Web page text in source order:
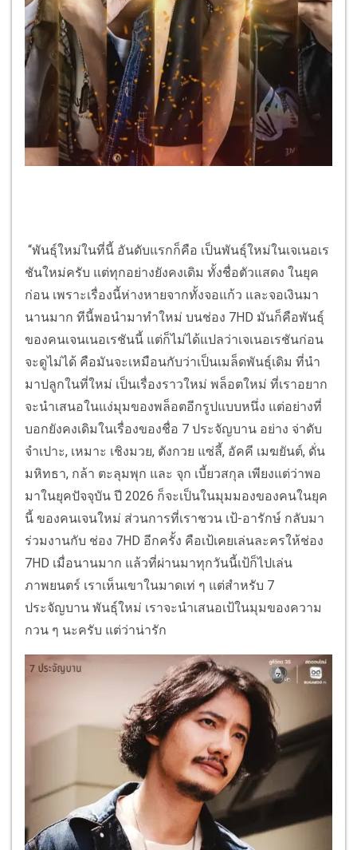
“พันธุ์ใหม่ในที่นี้ อันดับแรกก็คือ เป็นพันธุ์ใหม่ในเจเนอเร
ชันใหม่ครับ แต่ทุกอย่างยังคงเดิม ทั้งชื่อตัวแสดง ในยุค
ก่อน เพราะเรื่องนี้ห่างหายจากทั้งจอแก้ว และจอเงินมา
นานมาก ทีนี้พอนำมาทำใหม่ บนช่อง 7HD มันก็คือพันธุ์
ของคนเจนเนอเรชันนี้ แต่ก็ไม่ได้แปลว่าเจเนอเรชันก่อน
จะดูไม่ได้ คือมันจะเหมือนกับว่าเป็นเมล็ดพันธุ์เดิม ที่นำ
มาปลูกในที่ใหม่ เป็นเรื่องราวใหม่ พล็อตใหม่ ที่เราอยาก
จะนำเสนอในแง่มุมของพล็อตอีกรูปแบบหนึ่ง แต่อย่างที่
บอกยังคงเดิมในเรื่องของชื่อ 7 ประจัญบาน อย่าง จ่าดับ
จำเปาะ, เหมาะ เชิงมวย, ตังกวย แซ่ลี้, อัคคี เมฆยันต์, ดั่น
มหิทธา, กล้า ตะลุมพุก และ จุก เบี้ยวสกุล เพียงแต่ว่าพอ
มาในยุคปัจจุบัน ปี 2026 ก็จะเป็นในมุมมองของคนในยุค
นี้ ของคนเจนใหม่ ส่วนการที่เราชวน เป้-อารักษ์ กลับมา
ร่วมงานกับ ช่อง 7HD อีกครั้ง คือเป้เคยเล่นละครให้ช่อง
7HD เมื่อนานมาก แล้วที่ผ่านมาทุกวันนี้เป้ก็ไปเล่น
ภาพยนตร์ เราเห็นเขาในมาดเท่ ๆ แต่สำหรับ 7
ประจัญบาน พันธุ์ใหม่ เราจะนำเสนอเป้ในมุมของความ
กวน ๆ นะครับ แต่ว่าน่ารัก